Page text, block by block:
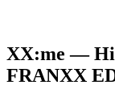
XX:me —
FRANXX